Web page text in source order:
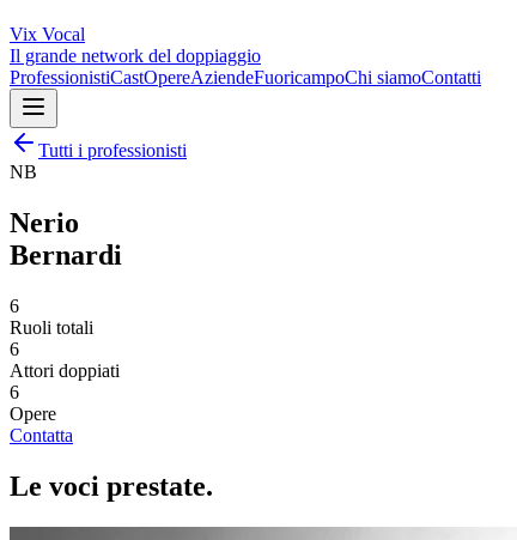
Vix Vocal
Il grande network del doppiaggio
ProfessionistiCastOpereAziendeFuoricampoChi siamoContatti
Tutti i professionisti
NB
Nerio
Bernardi
6
Ruoli totali
6
Attori doppiati
6
Opere
Contatta
Le voci prestate.